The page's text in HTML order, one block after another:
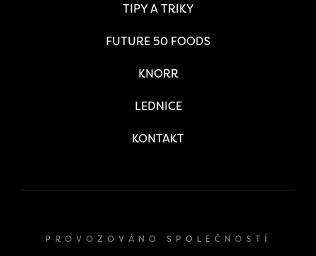
TIPY A TRIKY
FUTURE 50 FOODS
KNORR
LEDNICE
KONTAKT
PROVOZOVÁNO SPOLEČNOSTÍ